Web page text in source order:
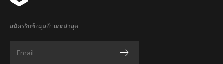
สมัครรับข้อมูลอัปเดตล่าสุด